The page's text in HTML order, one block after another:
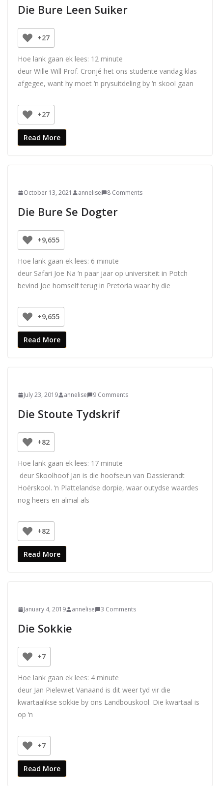
Die Bure Leen Suiker
+27
Hoe lank gaan ek lees: 12 minute
deur Wille Will Prof. Cronjé het ons studente vandag klas
afgegee, want hy moet ‘n prysuitdeling by ‘n skool gaan
+27
Read More
October 13, 2021 annelise 8 Comments
Die Bure Se Dogter
+9,655
Hoe lank gaan ek lees: 6 minute
deur Safari Joe Na ‘n paar jaar op universiteit in Potch
bevind Joe homself terug in Pretoria waar hy die
+9,655
Read More
July 23, 2019 annelise 9 Comments
Die Stoute Tydskrif
+82
Hoe lank gaan ek lees: 17 minute
deur Skoolhoof Jan is die hoofseun van Dassierandt
Hoërskool. ‘n Plattelandse dorpie, waar outydse waardes
nog heers en almal als
+82
Read More
January 4, 2019 annelise 3 Comments
Die Sokkie
+7
Hoe lank gaan ek lees: 4 minute
deur Jan Pielewiet Vanaand is dit weer tyd vir die
kwartaalikse sokkie by ons Landbouskool. Die kwartaal is
op ‘n
+7
Read More